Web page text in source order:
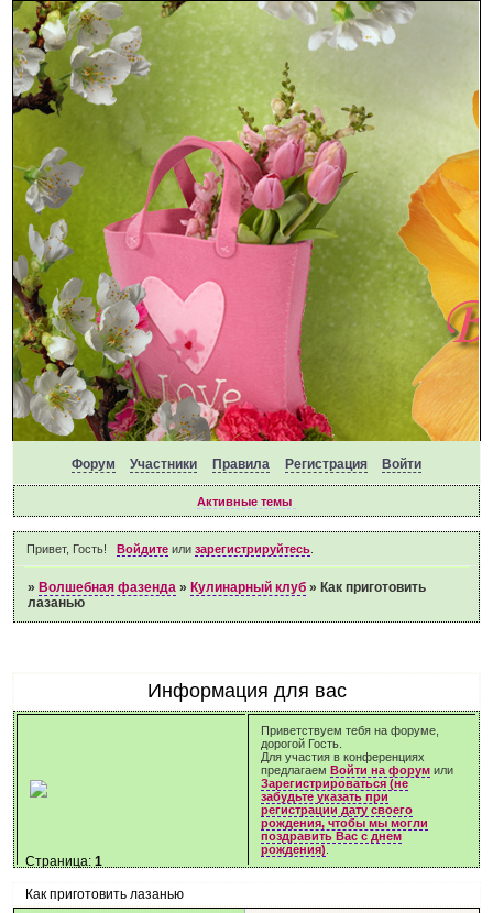
Форум Участники Правила Регистрация Войти
Активные темы
Привет, Гость! Войдитеили зарегистрируйтесь.
» Волшебная фазенда » Кулинарный клуб » Как приготовить
лазанью
Информация для вас
Приветствуем тебя на форуме,
дорогой Гость.
Для участия в конференциях
предлагаемВойти на форум или
Зарегистрироваться (не
забудьте указать при
регистрации дату своего
рождения, чтобы мы могли
поздравить Вас с днем
рождения)
Как приготовить лазанью
Страница:1